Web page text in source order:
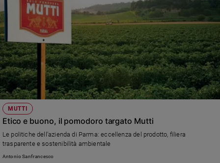
Contatti
Pubblicità
Registrati
Redazione
Social
MUTTI
Etico e buono, il pomodoro targato Mutti
Le politiche dell’azienda di Parma: eccellenza del prodotto, filiera
trasparente e sostenibilità ambientale
Antonio Sanfrancesco